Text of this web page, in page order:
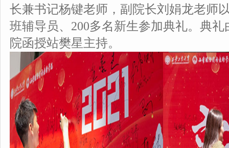
长兼书记杨键老师，副院长刘娟龙老师
班辅导员、200多名新生参加典礼。典
院函授站樊星主持。